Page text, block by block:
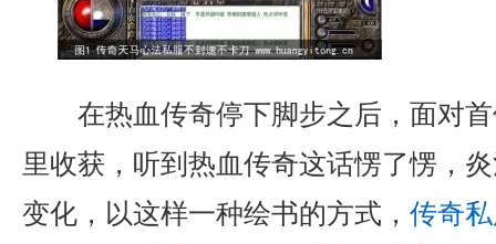
在热血传奇停下脚步之后，面对
里收获，听到热血传奇这话愣了愣，
变化，以这样一种绘书的方式， 传奇